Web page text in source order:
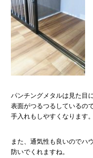
パンチングメタルは見た目
表面がつるつるしているの
手入れもしやすくなります。
また、通気性も良いのでハ
防いでくれますね。